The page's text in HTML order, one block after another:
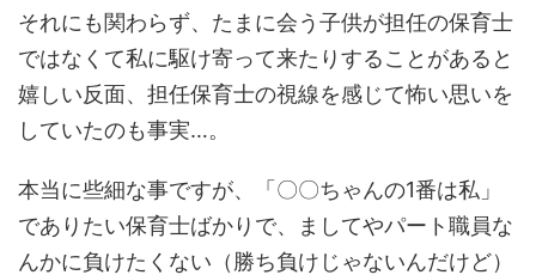
それにも関わらず、たまに会う子供が担任の保育士
ではなくて私に駆け寄って来たりすることがあると
嬉しい反面、 担任保育士の視線を感じて怖い思いを
していたのも事実…。
本当に些細な事ですが、「〇〇ちゃんの1番は私」
でありたい保育士ばかりで、ましてやパート職員な
んかに負けたくない（勝ち負けじゃないんだけど）